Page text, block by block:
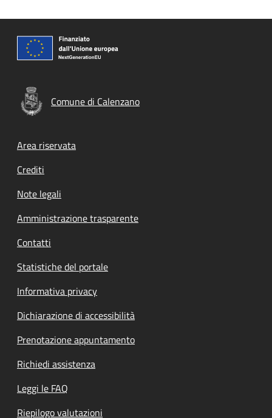
Comune di Calenzano
Footer menu
Area riservata
Crediti
Note legali
Amministrazione trasparente
Contatti
Statistiche del portale
Informativa privacy
Dichiarazione di accessibilità
Prenotazione appuntamento
Richiedi assistenza
Leggi le FAQ
Riepilogo valutazioni